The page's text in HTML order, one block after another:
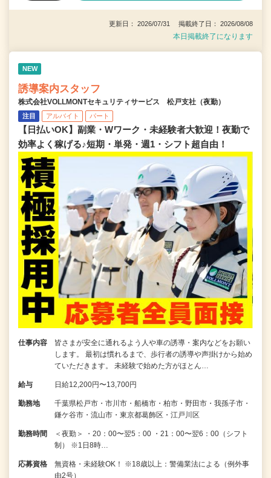
更新日： 2026/07/31 掲載終了日： 2026/08/08
本日掲載終了になります
NEW
誘導案内スタッフ
株式会社VOLLMONTセキュリティサービス 松戸支社（夜勤）
注目 アルバイト パート
【日払いOK】副業・Wワーク・未経験者大歓迎！夜勤で
効率よく稼げる♪短期・単発・週1・シフト超自由！
仕事内容
皆さまが安全に通れるよう人や車の誘導・案内などをお願い
します。 最初は慣れるまで、歩行者の誘導や声掛けから始め
ていただきます。 未経験で始めた方がほとん…
給与 日給12,200円〜13,700円
勤務地
千葉県松戸市・市川市・船橋市・柏市・野田市・我孫子市・
鎌ケ谷市・流山市・東京都葛飾区・江戸川区
勤務時間
＜夜勤＞ ・20：00〜翌5：00 ・21：00〜翌6：00（シフト
制） ※1日8時…
応募資格
無資格・未経験OK！ ※18歳以上：警備業法による（例外事
由2号）